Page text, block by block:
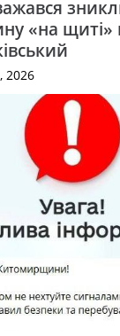
«на щиті»
2026